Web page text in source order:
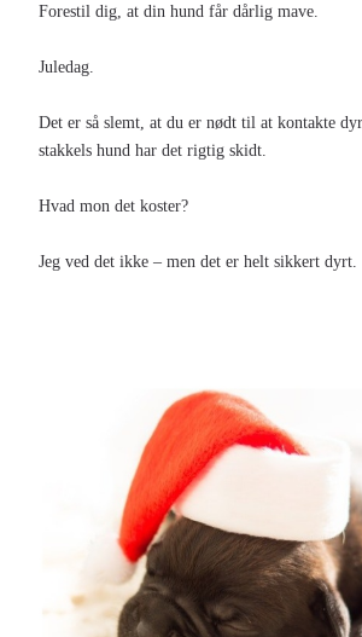
Forestil dig, at din hund får dårlig mave.
Juledag.
Det er så slemt, at du er nødt til at kontakte
stakkels hund har det rigtig skidt.
Hvad mon det koster?
Jeg ved det ikke – men det er helt sikkert dyrt.